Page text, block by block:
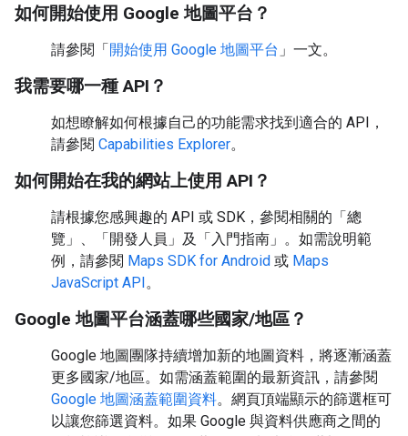
如何開始使用 Google 地圖平台？
請參閱「開始使用 Google 地圖平台 」一文。
我需要哪一種 API？
如想瞭解如何根據自己的功能需求找到適合的 API，
請參閱 Capabilities Explorer。
如何開始在我的網站上使用 API？
請根據您感興趣的 API 或 SDK，參閱相關的「總
覽」、「開發人員」及「入門指南」。如需說明範
例，請參閱 Maps SDK for Android 或 Maps
JavaScript API。
Google 地圖平台涵蓋哪些國家/地區？
Google 地圖團隊持續增加新的地圖資料，將逐漸涵蓋
更多國家/地區。如需涵蓋範圍的最新資訊，請參閱
Google 地圖涵蓋範圍資料。網頁頂端顯示的篩選框可
以讓您篩選資料。如果 Google 與資料供應商之間的